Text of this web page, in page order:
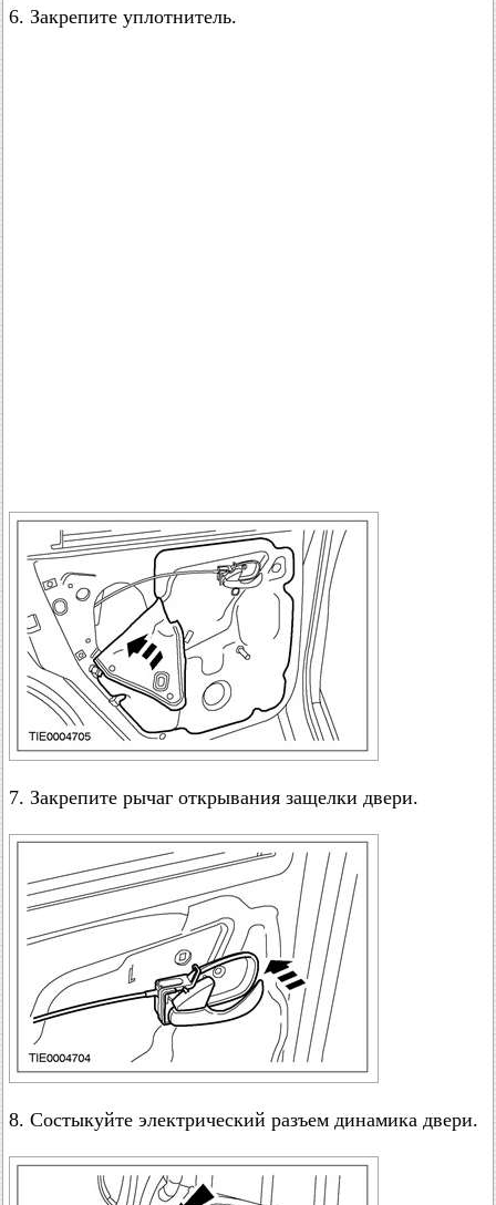
6. Закрепите уплотнитель.
7. Закрепите рычаг открывания защелки двери.
8. Состыкуйте электрический разъем динамика двери.